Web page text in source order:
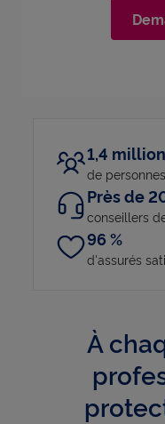
1,4 million
de
Près de
conseillers
96 %
d'assurés
À